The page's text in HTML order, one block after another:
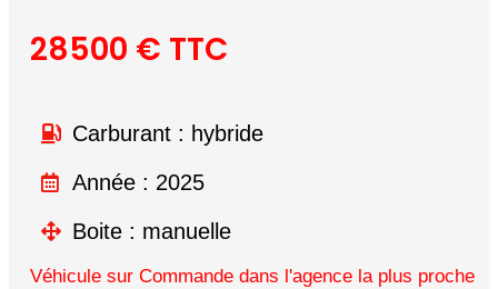
28500 € TTC
Carburant : hybride
Année : 2025
Boite : manuelle
Véhicule sur Commande dans l'agence la plus proche